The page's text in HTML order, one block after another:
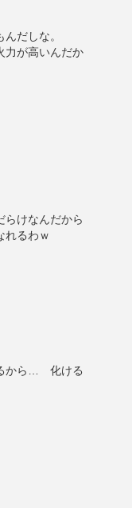
だしな。
力が高いんだか
らけなんだから
れるわｗ
から… 化ける